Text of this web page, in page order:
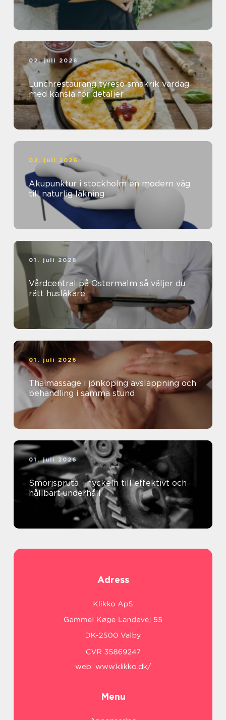
02. juli 2026
Lunchrestaurang tyresö smakrik vardag
med känsla för detaljer
02. juli 2026
Akupunktur i stockholm en modern väg
till naturlig läkning
01. juli 2026
Vårdcentral på Östermalm så väljer du
rätt husläkare
01. juli 2026
Thaimassage i jönköping avslappning och
behandling i samma stund
01. juli 2026
Smörjspruta - nyckeln till effektivt och
hållbart underhåll
Adress
web: www.klikko.dk/
Menu